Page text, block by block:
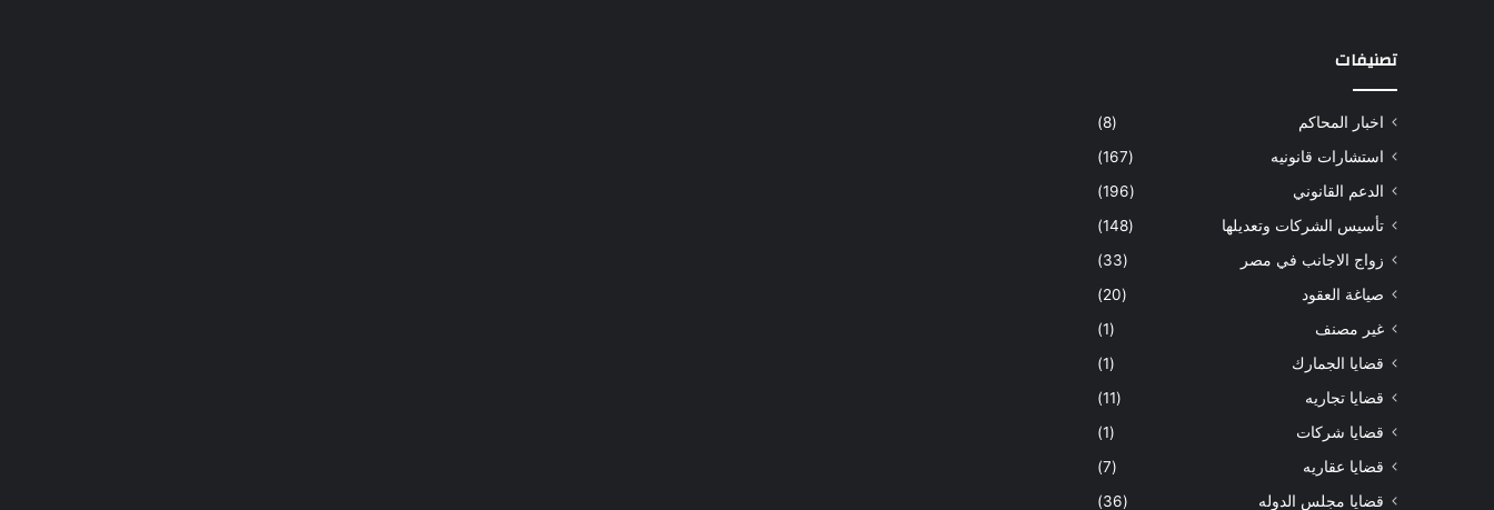
تصنيفات
اخبار المحاكم
(8)
استشارات قانونيه
(167)
الدعم القانوني
(196)
تأسيس الشركات وتعديلها
(148)
زواج الاجانب في مصر
(33)
صياغة العقود
(20)
غير مصنف
(1)
قضايا الجمارك
(1)
قضايا تجاريه
(11)
قضايا شركات
(1)
قضايا عقاريه
(7)
قضايا مجلس الدوله
(36)